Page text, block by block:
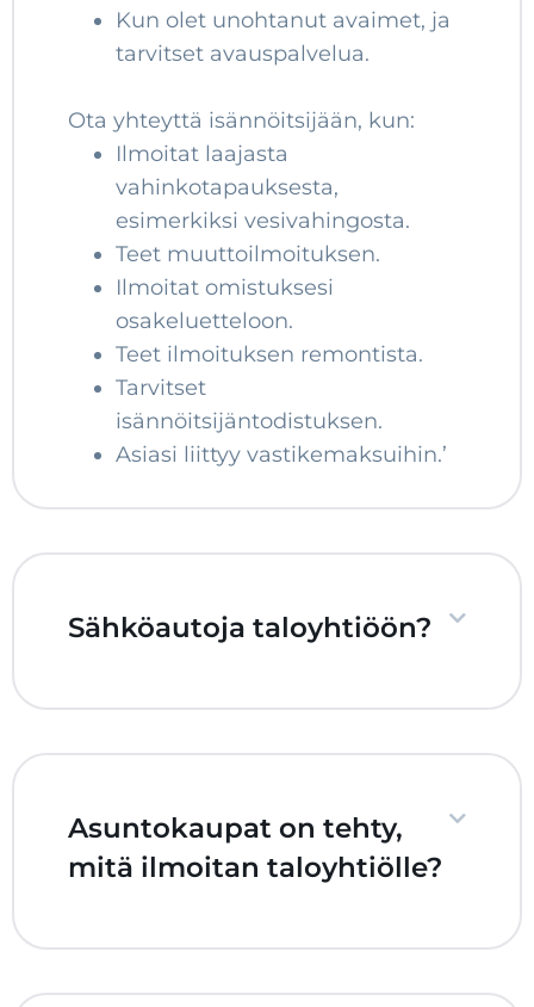
Kun olet unohtanut avaimet, ja
tarvitset avauspalvelua.
Ota yhteyttä isännöitsijään, kun:
Ilmoitat laajasta
vahinkotapauksesta,
esimerkiksi vesivahingosta.
Teet muuttoilmoituksen.
Ilmoitat omistuksesi
osakeluetteloon.
Teet ilmoituksen remontista.
Tarvitset
isännöitsijäntodistuksen.
Asiasi liittyy vastikemaksuihin.’
Sähköautoja taloyhtiöön?
Asuntokaupat on tehty,
mitä ilmoitan taloyhtiölle?